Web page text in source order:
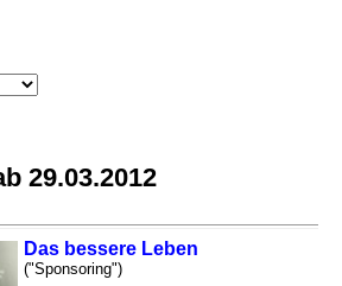
29.03.2012
Das bessere Leben
("Sponsoring")